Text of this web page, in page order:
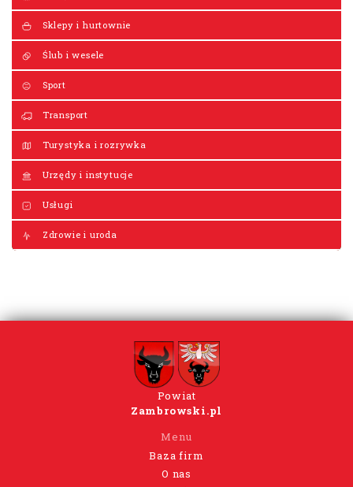
Sklepy i hurtownie
Ślub i wesele
Sport
Transport
Turystyka i rozrywka
Urzędy i instytucje
Usługi
Zdrowie i uroda
Powiat
Zambrowski.pl
Menu
Baza firm
O nas